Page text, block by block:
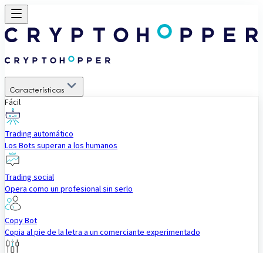
Características
Fácil
Trading automático
Los Bots superan a los humanos
Trading social
Opera como un profesional sin serlo
Copy Bot
Copia al pie de la letra a un comerciante experimentado